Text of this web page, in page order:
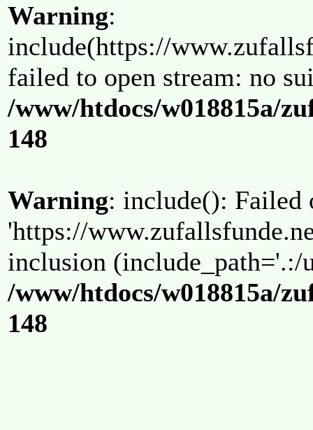
Warning:
include(https://
failed to open stream: no
/www/htdocs/w018815a/
148
Warning: include(): Failed
'https://
inclusion (include_path='.:/
/www/htdocs/w018815a/
148